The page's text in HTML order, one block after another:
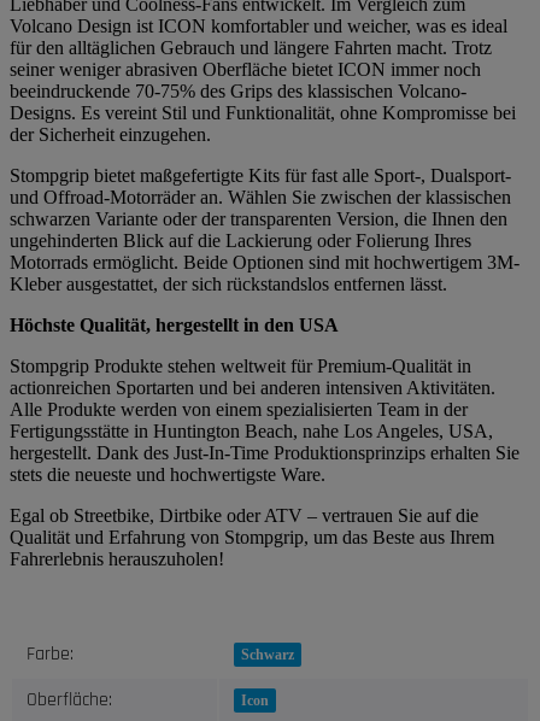
Liebhaber und Coolness-Fans entwickelt. Im Vergleich zum
Volcano Design ist ICON komfortabler und weicher, was es ideal
für den alltäglichen Gebrauch und längere Fahrten macht. Trotz
seiner weniger abrasiven Oberfläche bietet ICON immer noch
beeindruckende 70-75% des Grips des klassischen Volcano-
Designs. Es vereint Stil und Funktionalität, ohne Kompromisse bei
der Sicherheit einzugehen.
Stompgrip bietet maßgefertigte Kits für fast alle Sport-, Dualsport-
und Offroad-Motorräder an. Wählen Sie zwischen der klassischen
schwarzen Variante oder der transparenten Version, die Ihnen den
ungehinderten Blick auf die Lackierung oder Folierung Ihres
Motorrads ermöglicht. Beide Optionen sind mit hochwertigem 3M-
Kleber ausgestattet, der sich rückstandslos entfernen lässt.
Höchste Qualität, hergestellt in den USA
Stompgrip Produkte stehen weltweit für Premium-Qualität in
actionreichen Sportarten und bei anderen intensiven Aktivitäten.
Alle Produkte werden von einem spezialisierten Team in der
Fertigungsstätte in Huntington Beach, nahe Los Angeles, USA,
hergestellt. Dank des Just-In-Time Produktionsprinzips erhalten Sie
stets die neueste und hochwertigste Ware.
Egal ob Streetbike, Dirtbike oder ATV – vertrauen Sie auf die
Qualität und Erfahrung von Stompgrip, um das Beste aus Ihrem
Fahrerlebnis herauszuholen!
Produkteigenschaft
Wert
Farbe: Schwarz
Oberfläche: Icon